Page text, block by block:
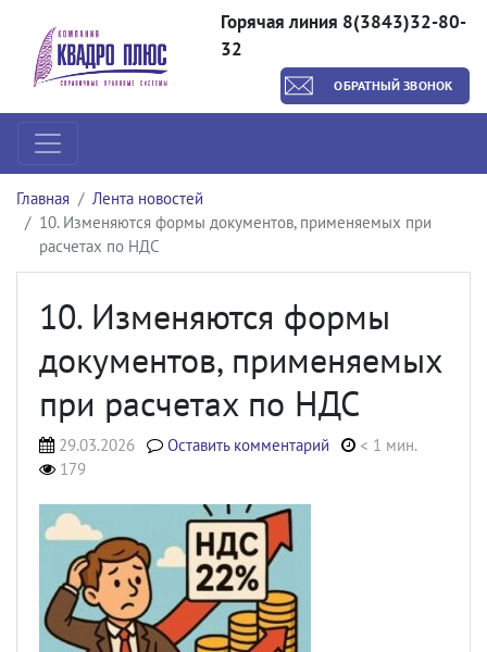
Горячая линия 8(3843)32-80-
32
ОБРАТНЫЙ ЗВОНОК
Главная
Лента новостей
10. Изменяются формы документов, применяемых при
расчетах по НДС
10. Изменяются формы
документов, применяемых
при расчетах по НДС
29.03.2026 Оставить комментарий
< 1 мин.
179